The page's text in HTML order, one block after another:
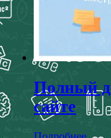
Полный
сайте